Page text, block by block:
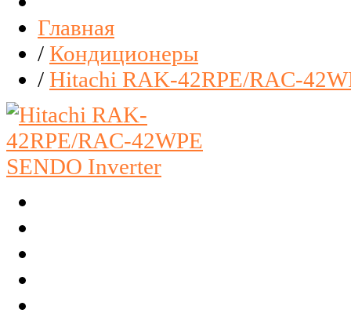
Главная
/ Кондиционеры
/ Hitachi RAK-42RPE/RAC-